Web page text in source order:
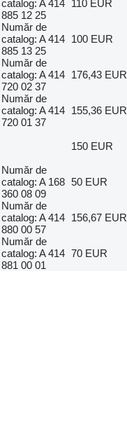
catalog: A 414
885 12 25
110 EUR
Număr de
catalog: A 414
885 13 25
100 EUR
Număr de
catalog: A 414
720 02 37
176,43 EUR
Număr de
catalog: A 414
720 01 37
155,36 EUR
150 EUR
Număr de
catalog: A 168
360 08 09
50 EUR
Număr de
catalog: A 414
880 00 57
156,67 EUR
Număr de
catalog: A 414
881 00 01
70 EUR